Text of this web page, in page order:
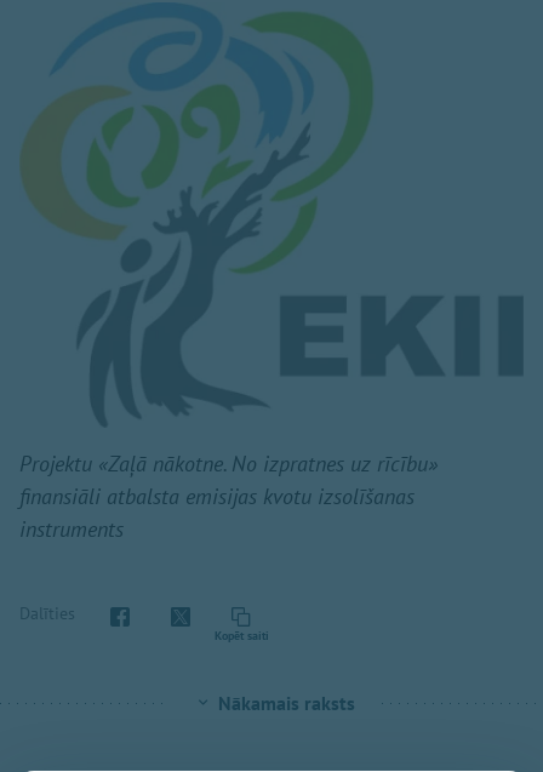
Projektu «Zaļā nākotne. No izpratnes uz rīcību»
finansiāli atbalsta emisijas kvotu izsolīšanas
instruments
Dalīties
Kopēt saiti
Nākamais raksts